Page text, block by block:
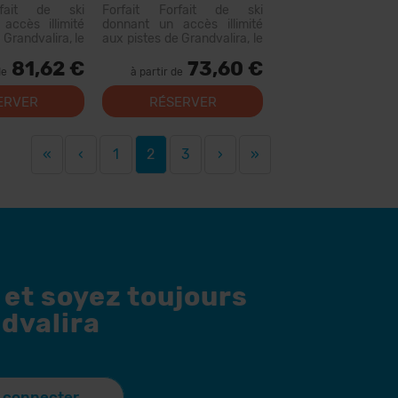
de ski
illimité
le
Avec ce
pourrez
81,62 €
Forfait Forfait de ski
donnant un accès illimité
aux pistes de Grandvalira, le
des Pyrénées. Avec ce
forfait, vous pourrez
parcourir plus de 200 km de
pistes, avec des options
à partir de 73,60 €
RÉSERVER
« ‹ 1 2 3 › »
soyez toujours